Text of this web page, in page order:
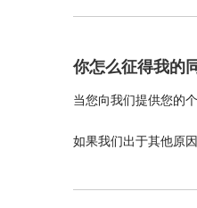
你怎么征得我的
当您向我们提供您的
如果我们出于其他原